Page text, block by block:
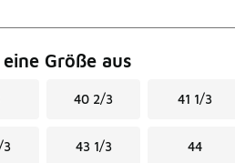
Größe aus
40 2/3 41 1/3
3 43 1/3 44